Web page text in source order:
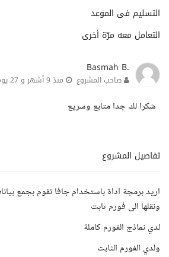
التسليم فى الموعد
التعامل معه مرّة أخرى
Basmah B.
صاحب المشروع منذ 9 أشهر و 27 يوما
شكرا لك جدا متابع وسريع
تفاصيل المشروع
اريد برمجة اداة باستخدام جافا تقوم بجمع
ونقلها الى فورم ثابت
لدي نماذج الفورم كاملة
ولدي الفورم الثابت